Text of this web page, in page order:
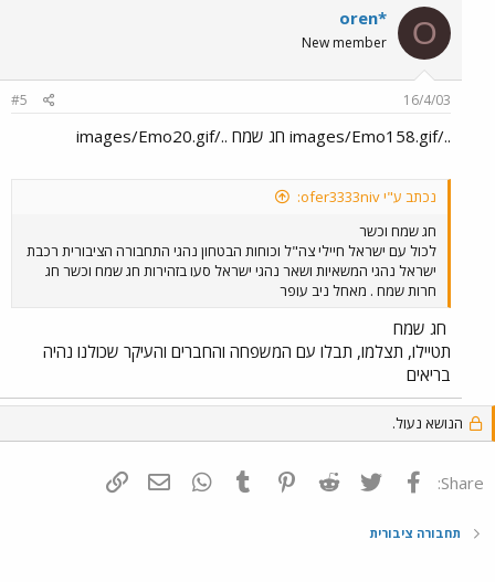
O
oren*
New member
16/4/03
#5
../images/Emo158.gif חג שמח ../images/Emo20.gif
נכתב ע"י ofer3333niv:
חג שמח וכשר
לכול עם ישראל חיילי צה"ל וכוחות הבטחון נהגי התחבורה הציבורית רכבת
ישראל נהגי המשאיות ושאר נהגי ישראל סעו בזהירות חג שמח וכשר חג
חרות שמח . מאחל ניב עופר
חג שמח
תטיילו, תצלמו, תבלו עם המשפחה והחברים והעיקר שכולנו נהיה
בריאים
הנושא נעול.
Share: פייסבוק Twitter
Reddit
Pinterest
Tumblr
WhatsAppדואר אלקטרוני
תחבורה ציבורית